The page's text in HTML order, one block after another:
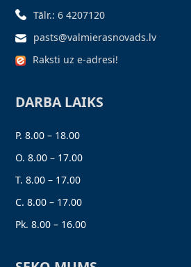
Tālr.: 6 4207120
pasts@valmierasnovads.lv
Raksti uz e-adresi!
DARBA LAIKS
P. 8.00 – 18.00
O. 8.00 – 17.00
T. 8.00 – 17.00
C. 8.00 – 17.00
Pk. 8.00 – 16.00